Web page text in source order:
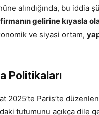
alındığında, bu iddia
gelirine kıyasla
ve siyasi ortam,
Politikaları
2025’te Paris’te
tutumunu açıkça dile